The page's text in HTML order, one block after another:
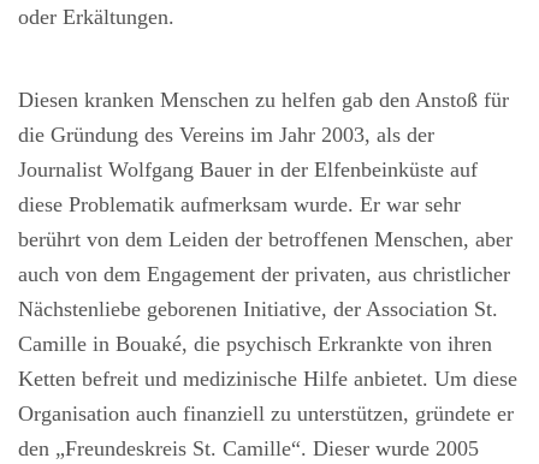
oder Erkältungen.
Diesen kranken Menschen zu helfen gab den Anstoß für
die Gründung des Vereins im Jahr 2003, als der
Journalist Wolfgang Bauer in der Elfenbeinküste auf
diese Problematik aufmerksam wurde. Er war sehr
berührt von dem Leiden der betroffenen Menschen, aber
auch von dem Engagement der privaten, aus christlicher
Nächstenliebe geborenen Initiative, der Association St.
Camille in Bouaké, die psychisch Erkrankte von ihren
Ketten befreit und medizinische Hilfe anbietet. Um diese
Organisation auch finanziell zu unterstützen, gründete er
den „Freundeskreis St. Camille“. Dieser wurde 2005